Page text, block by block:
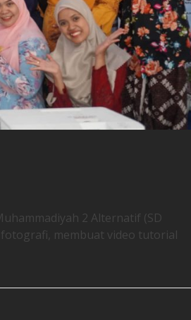
2 Alternatif (SD
membuat video tutorial